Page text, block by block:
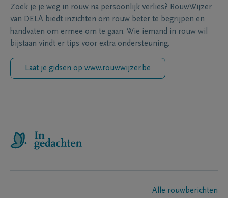
Zoek je je weg in rouw na persoonlijk verlies? RouwWijzer
van DELA biedt inzichten om rouw beter te begrijpen en
handvaten om ermee om te gaan. Wie iemand in rouw wil
bijstaan vindt er tips voor extra ondersteuning.
Laat je gidsen op www.rouwwijzer.be
Alle rouwberichten